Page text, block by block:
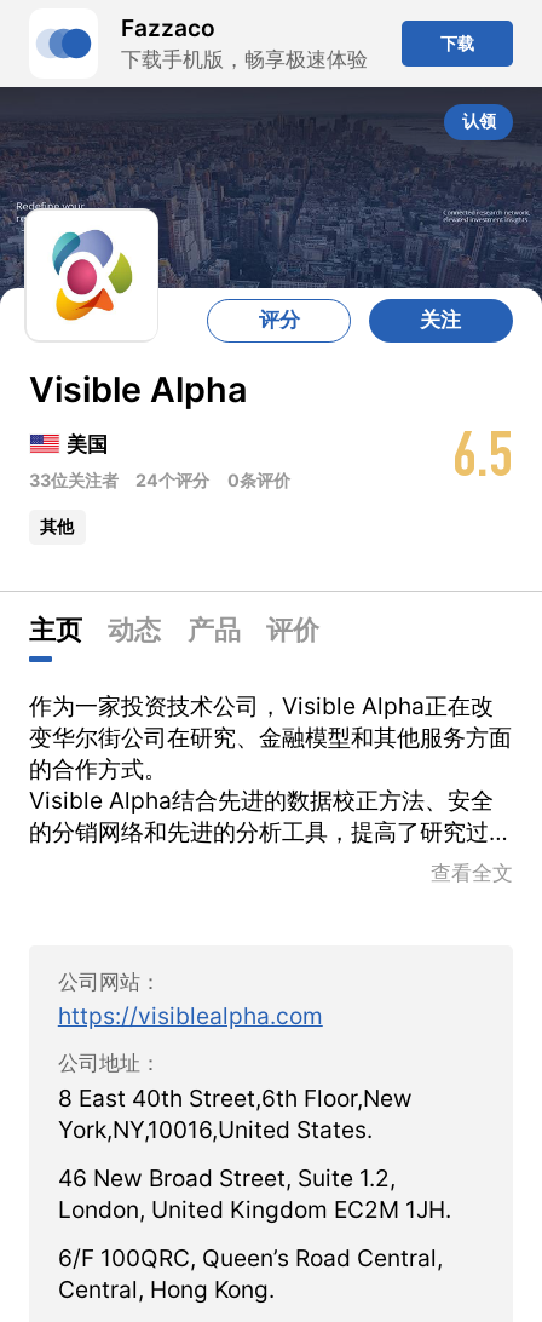
Fazzaco
下载手机版，畅享极速体验
下载
认领
6.5
评分 关注
Visible Alpha
美国
33位关注者 24个评分 0条评价
其他
主页 动态 产品 评价
作为一家投资技术公司，Visible Alpha正在改
变华尔街公司在研究、金融模型和其他服务方面
的合作方式。
Visible Alpha结合先进的数据校正方法、安全
的分销网络和先进的分析工具，提高了研究过程
的效率和透明度，并帮助企业以新的和差异化的
研究服务的方式。解决了等式的两边，客户不仅
能从Visible Alpha从卖方分析师模型中获得的
独特基础数据集中发现见解，而且还能有效地发
现公司访问事件，进而跟踪研究消费和公司访问
交互，并进行定量的经纪商评估。
查看全文
公司网站：
https://visiblealpha.com
公司地址：
8 East 40th Street,6th Floor,New
York,NY,10016,United States.
46 New Broad Street, Suite 1.2,
London, United Kingdom EC2M 1JH.
6/F 100QRC, Queen’s Road Central,
Central, Hong Kong.